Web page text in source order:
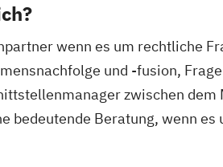
wenn es um rechtliche
und -fusion,
zwischen
bedeutende Beratung, wenn es